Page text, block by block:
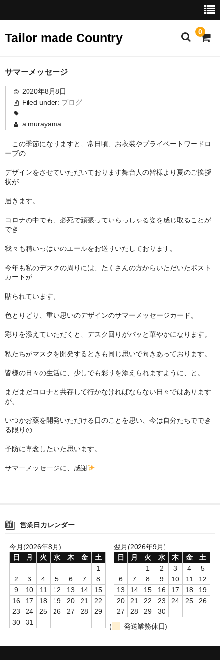
Tailor made Country 0
ホーム
ショップ
デザイン
テーラーズファブリック
アクセサリー
マスクのサイズ・詳細
問い合わせフォーム
ブログ
サマーメッセージ
2020年8月8日
Filed under: ブログ
a.murayama
この季節になりますと、常日頃、お衣装やプライベートワードロ
ーブの
デザインをさせていただいております舞台人の皆様より夏のご挨拶
状が
届きます。
コロナの中でも、必死で頑張っていらっしゃる姿を感じ取ることが
でき
我々も精いっぱいのエールをお送りいたしております。
今年も私のデスクの周りには、たくさんの方からいただいたポスト
カードが
貼られています。
色とりどり、重い思いのデザインのサマーメッセージカード。
彩りを添えていただくと、デスク回りがパッと華やかになります。
私たちがマスクを開発するときも同じ思いで向きあっております。
皆様の日々の生活に、少しでも彩りを添えられますように、と。
まだまだコロナと共存して行かなければならない日々ではあります
が、
いつかお薬を開発いただける日のことを思い、今は自分たちででき
る限りの
予防に専念したいた思います。
サマーメッセージに、感謝
営業日カレンダー
今月(2026年8月)
日
月 火 水 木 金
土
1
2
3 4 5 6 7
8
9
10 11 12 13 14
15
16
17 18 19 20 21
22
23
24 25 26 27 28
29
30
31
翌月(2026年9月)
日
月 火 水 木 金
土
1
2 3 4
5
6
7 8 9 10 11
12
13
14 15 16 17 18
19
20
21 22 23 24 25
26
27
28 29
30
(
発送業務休日)